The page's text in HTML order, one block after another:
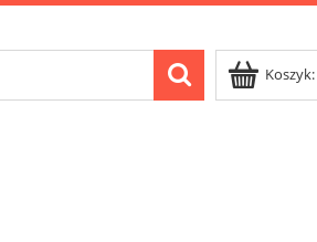
Koszyk: